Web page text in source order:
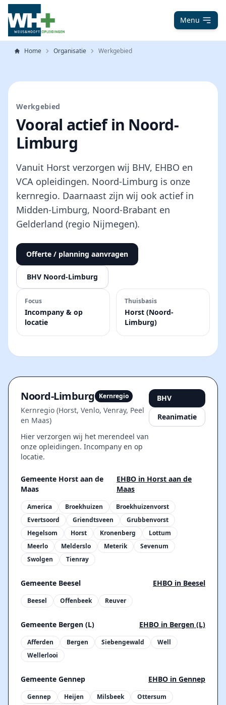
Menu
Home Organisatie Werkgebied
Werkgebied
Vooral actief in Noord-
Limburg
Vanuit Horst verzorgen wij BHV, EHBO en
VCA opleidingen. Noord-Limburg is onze
kernregio. Daarnaast zijn wij ook actief in
Midden-Limburg, Noord-Brabant en
Gelderland (regio Nijmegen).
Offerte / planning aanvragen
BHV Noord-Limburg
Focus
Incompany & op
locatie
Thuisbasis
Horst (Noord-
Limburg)
Noord-Limburg Kernregio
Kernregio (Horst, Venlo, Venray, Peel
en Maas)
Hier verzorgen wij het merendeel van
onze opleidingen. Incompany en op
locatie.
BHV
Reanimatie
Gemeente Horst aan de
Maas
EHBO in Horst aan de
Maas
America Broekhuizen
Broekhuizenvorst
Evertsoord
Griendtsveen
Grubbenvorst
Hegelsom
Horst Kronenberg
Lottum
Meerlo
Melderslo Meterik
Sevenum
Swolgen
Tienray
Gemeente Beesel EHBO in Beesel
Beesel Offenbeek Reuver
Gemeente Bergen (L) EHBO in Bergen (L)
Afferden Bergen Siebengewald
Well
Wellerlooi
Gemeente Gennep EHBO in Gennep
Gennep Heijen Milsbeek
Ottersum